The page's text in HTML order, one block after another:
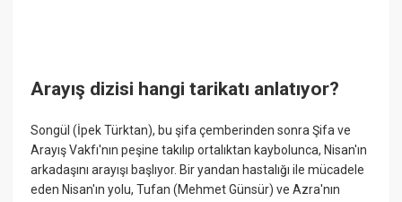
Arayış dizisi hangi tarikatı anlatıyor?
Songül (İpek Türktan), bu şifa çemberinden sonra Şifa ve
Arayış Vakfı'nın peşine takılıp ortalıktan kaybolunca, Nisan'ın
arkadaşını arayışı başlıyor. Bir yandan hastalığı ile mücadele
eden Nisan'ın yolu, Tufan (Mehmet Günsür) ve Azra'nın